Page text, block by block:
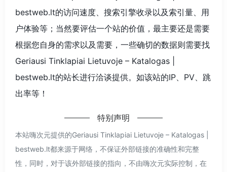
bestweb.lt的访问速度、搜索引擎收录以及索引量、用
户体验等；当然要评估一个站的价值，最主要还是需要
根据您自身的需求以及需要，一些确切的数据则需要找
Geriausi Tinklapiai Lietuvoje – Katalogas |
bestweb.lt的站长进行洽谈提供。如该站的IP、PV、跳
出率等！
特别声明
本站嗨次元提供的Geriausi Tinklapiai Lietuvoje – Katalogas |
bestweb.lt都来源于网络，不保证外部链接的准确性和完整
性，同时，对于该外部链接的指向，不由嗨次元实际控制，在